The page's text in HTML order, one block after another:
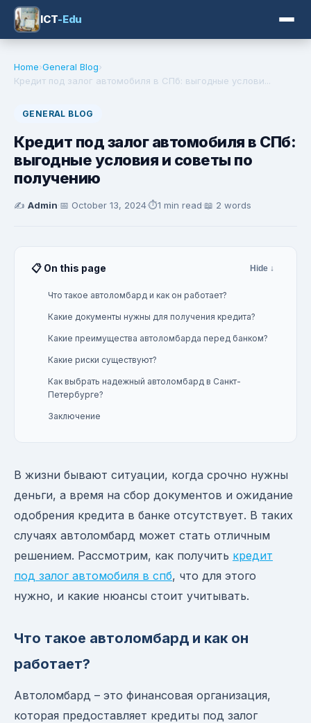
ICT-Edu
Home›General Blog›
Кредит под залог автомобиля в СПб: выгодные услови...
GENERAL BLOG
Кредит под залог автомобиля в СПб:
выгодные условия и советы по
получению
✍️ Admin·📅 October 13, 2024·⏱️1 min read·📖 2 words
📋 On this page Hide ↓
Что такое автоломбард и как он работает?
Какие документы нужны для получения кредита?
Какие преимущества автоломбарда перед банком?
Какие риски существуют?
Как выбрать надежный автоломбард в Санкт-
Петербурге?
Заключение
В жизни бывают ситуации, когда срочно нужны
деньги, а время на сбор документов и ожидание
одобрения кредита в банке отсутствует. В таких
случаях автоломбард может стать отличным
решением. Рассмотрим, как получить кредит
под залог автомобиля в спб, что для этого
нужно, и какие нюансы стоит учитывать.
Что такое автоломбард и как он
работает?
Автоломбард – это финансовая организация,
которая предоставляет кредиты под залог